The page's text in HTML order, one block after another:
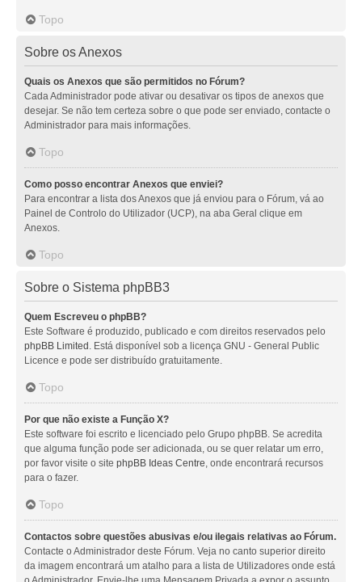
Topo
Sobre os Anexos
Quais os Anexos que são permitidos no Fórum?
Cada Administrador pode ativar ou desativar os tipos de anexos que
desejar. Se não tem certeza sobre o que pode ser enviado, contacte o
Administrador para mais informações.
Topo
Como posso encontrar Anexos que enviei?
Para encontrar a lista dos Anexos que já enviou para o Fórum, vá ao
Painel de Controlo do Utilizador (UCP), na aba Geral clique em
Anexos.
Topo
Sobre o Sistema phpBB3
Quem Escreveu o phpBB?
Este Software é produzido, publicado e com direitos reservados pelo
phpBB Limited. Está disponível sob a licença GNU - General Public
Licence e pode ser distribuído gratuitamente.
Topo
Por que não existe a Função X?
Este software foi escrito e licenciado pelo Grupo phpBB. Se acredita
que alguma função pode ser adicionada, ou se quer relatar um erro,
por favor visite o site phpBB Ideas Centre, onde encontrará recursos
para o fazer.
Topo
Contactos sobre questões abusivas e/ou ilegais relativas ao Fórum.
Contacte o Administrador deste Fórum. Veja no canto superior direito
da imagem encontrará um atalho para a lista de Utilizadores onde está